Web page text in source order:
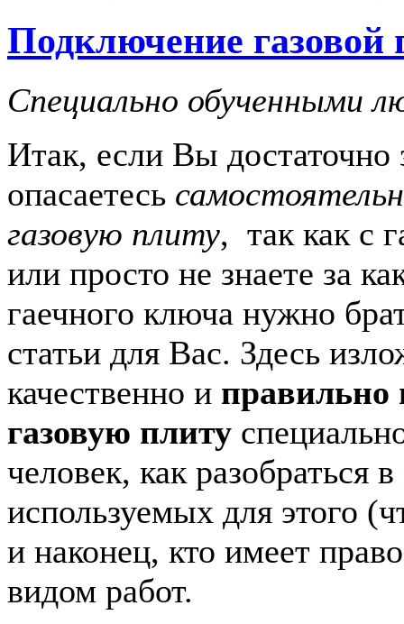
Подключение газовой
Специально обученными
Итак, если Вы достаточно
опасаетесь
газовую плиту, так как с
или просто не знаете за
гаечного ключа нужно
статьи для Вас. Здесь
качественно и правильно
газовую плиту
человек, как разобраться
используемых для этого
и наконец, кто имеет
видом работ.